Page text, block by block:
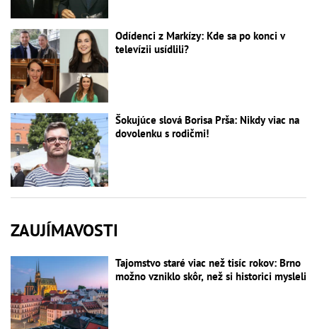
Odídenci z Markízy: Kde sa po konci v
televízii usídlili?
Šokujúce slová Borisa Prša: Nikdy viac na
dovolenku s rodičmi!
ZAUJÍMAVOSTI
Tajomstvo staré viac než tisíc rokov: Brno
možno vzniklo skôr, než si historici mysleli